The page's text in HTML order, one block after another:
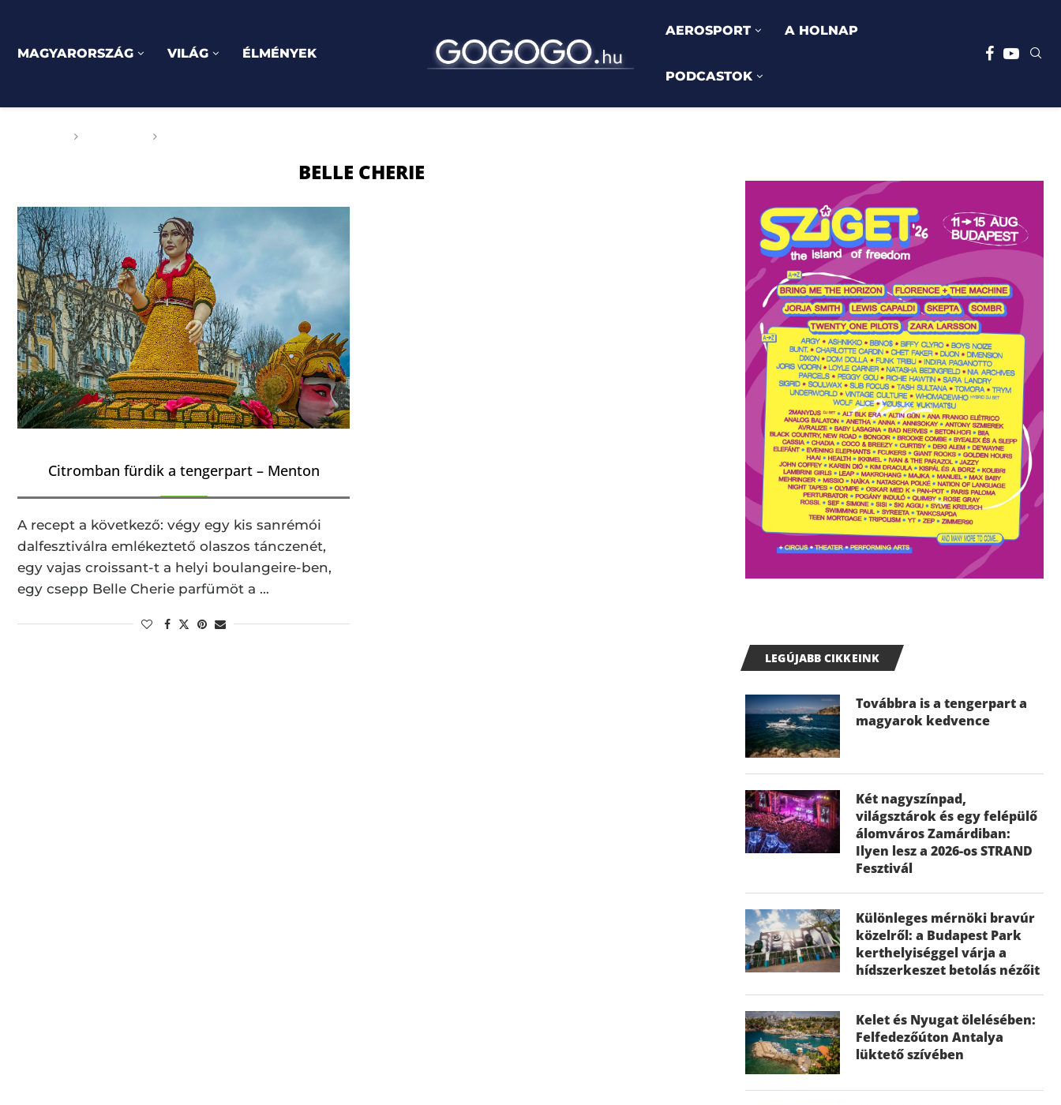
MAGYARORSZÁG VILÁG ÉLMÉNYEK
AEROSPORT A HOLNAP
PODCASTOK
BELLE CHERIE
Citromban fürdik a tengerpart – Menton
A recept a következő: végy egy kis sanrémói
dalfesztiválra emlékeztető olaszos tánczenét,
egy vajas croissant-t a helyi boulangeire-ben,
egy csepp Belle Cherie parfümöt a …
LEGÚJABB CIKKEINK
Továbbra is a tengerpart a
magyarok kedvence
Két nagyszínpad,
világsztárok és egy felépülő
álomváros Zamárdiban:
Ilyen lesz a 2026-os STRAND
Fesztivál
Különleges mérnöki bravúr
közelről: a Budapest Park
kerthelyiséggel várja a
hídszerkeszet betolás nézőit
Kelet és Nyugat ölelésében:
Felfedezőúton Antalya
lüktető szívében